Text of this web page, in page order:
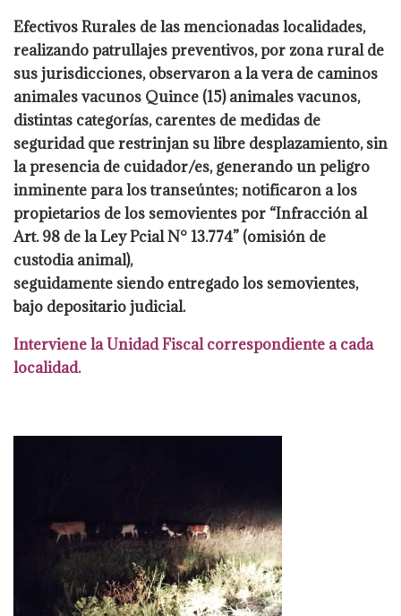
Efectivos Rurales de las mencionadas localidades,
realizando patrullajes preventivos, por zona rural de
sus jurisdicciones, observaron a la vera de caminos
animales vacunos Quince (15) animales vacunos,
distintas categorías, carentes de medidas de
seguridad querestrinjan su libre desplazamiento, sin
la presencia de cuidador/es, generando un peligro
inminente para los transeúntes; notificaron a los
propietarios de los semovientes por “Infracción al
Art. 98 de la Ley Pcial N° 13.774” (omisión de
custodia animal),
seguidamente siendo entregado los semovientes,
bajo depositario judicial.
Interviene laUnidad Fiscal correspondiente a cada
localidad.